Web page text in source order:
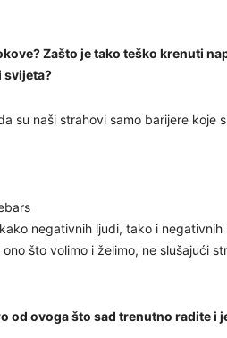
Zašto je tako teško krenuti
svijeta?
su naši strahovi samo barijere koje
negativnih ljudi, tako i
što volimo i želimo, ne slušajući
od ovoga što sad trenutno radite i